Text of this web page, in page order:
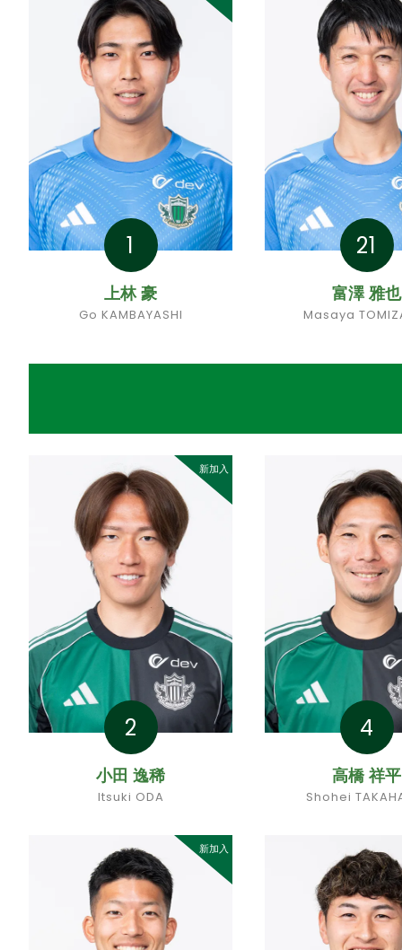
1
上林 豪
Go KAMBAYASHI
21
富澤 雅也
Masaya
新加入
2
小田 逸稀
Itsuki ODA
4
高橋 祥平
Shohei
新加入